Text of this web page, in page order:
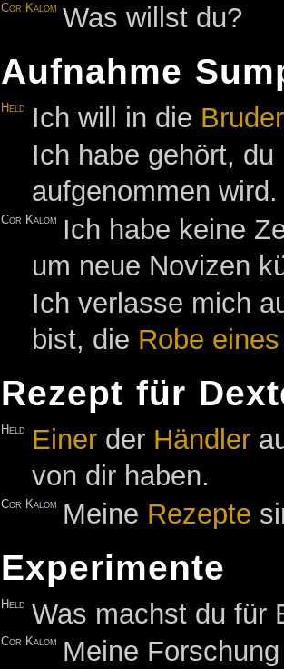
Cor Kalom Was willst du?
Aufnahme
Held Ich will in die
Ich habe gehört,
aufgenommen wird.
Cor Kalom
Ich habe keine
um neue Novizen
Ich verlasse mich
bist, die Robe
Rezept für
Held Einer der Händler
von dir haben.
Cor Kalom Meine Rezepte
Experimente
Held Was machst du für
Cor Kalom
Meine